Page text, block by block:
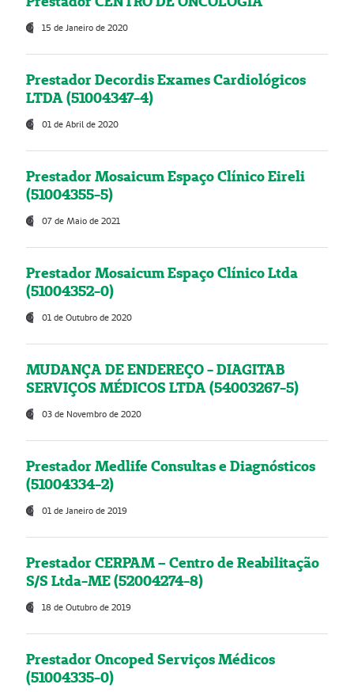
15 de Janeiro de 2020
Prestador Decordis Exames Cardiológicos
LTDA (51004347-4)
01 de Abril de 2020
Prestador Mosaicum Espaço Clínico Eireli
(51004355-5)
07 de Maio de 2021
Prestador Mosaicum Espaço Clínico Ltda
(51004352-0)
01 de Outubro de 2020
MUDANÇA DE ENDEREÇO - DIAGITAB
SERVIÇOS MÉDICOS LTDA (54003267-5)
03 de Novembro de 2020
Prestador Medlife Consultas e Diagnósticos
(51004334-2)
01 de Janeiro de 2019
Prestador CERPAM – Centro de Reabilitação
S/S Ltda-ME (52004274-8)
18 de Outubro de 2019
Prestador Oncoped Serviços Médicos
(51004335-0)